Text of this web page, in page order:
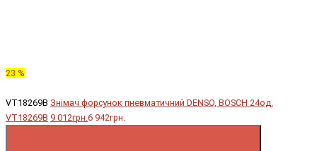
23 %
VT18269B Знімач форсунок пневматичний DENSO, BOSCH 24од.
VT18269B 9 012грн.6 942грн.